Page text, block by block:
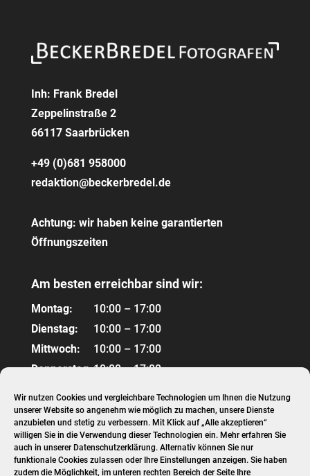
Wir nutzen Cookies und vergleichbare Technologien um Ihnen die Nutzung
unserer Website so angenehm wie möglich zu machen, unsere Dienste
anzubieten und stetig zu verbessern. Mit Klick auf „Alle akzeptieren“
willigen Sie in die Verwendung dieser Technologien ein. Mehr erfahren Sie
auch in unserer Datenschutzerklärung. Alternativ können Sie nur
funktionale Cookies zulassen oder Ihre Einstellungen anzeigen. Sie haben
zudem die Möglichkeit, im unteren rechten Bereich der Seite Ihre
Inh: Frank Bredel
Zeppelinstraße 2
66117 Saarbrücken
+49 (0)681 958000
redaktion@beckerbredel.de
Achtung: wir haben keine garantierten
Öffnungszeiten
Am besten erreichbar sind wir:
Montag:
10:00 – 17:00
Dienstag:
10:00 – 17:00
Mittwoch:
10:00 – 17:00
Donnerstag:10:00 – 17:00
Links
Impressum